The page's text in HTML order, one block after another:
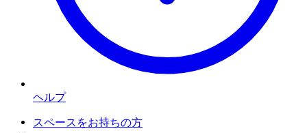
ヘルプ
スペースをお持ちの方